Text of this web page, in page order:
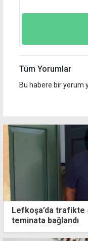
Tüm Yorumlar
Bu habere bir yorum
Lefkoşa’da trafikte
teminata bağlandı